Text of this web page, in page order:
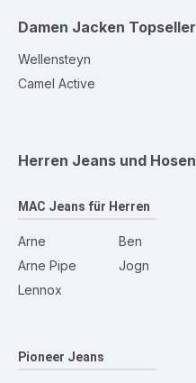
Damen Jacken Topseller
Wellensteyn
Camel Active
Herren Jeans und Hosen
MAC Jeans für Herren
Arne
Arne Pipe
Lennox
Ben
Jogn
Pioneer Jeans